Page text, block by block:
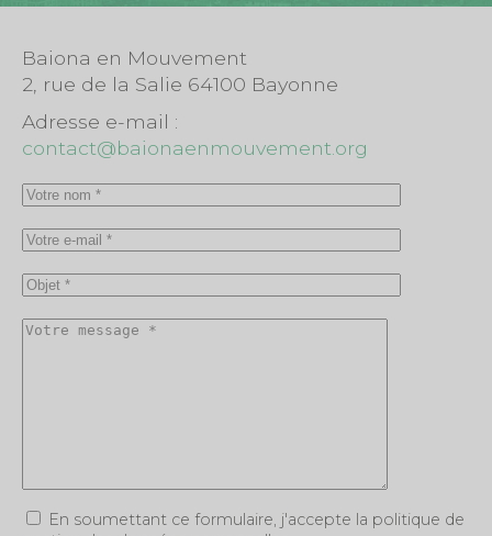
Baiona en Mouvement
2, rue de la Salie 64100 Bayonne
Adresse e-mail :
contact@baionaenmouvement.org
En soumettant ce formulaire, j'accepte la politique de